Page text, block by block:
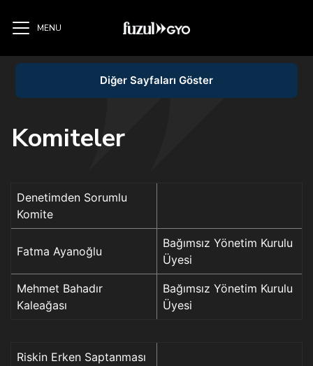
MENU
Diğer Sayfaları Göster
Komiteler
Denetimden Sorumlu
Komite
Fatma Ayanoğlu
Bağımsız Yönetim Kurulu
Üyesi
Mehmet Bahadır
Kaleağası
Bağımsız Yönetim Kurulu
Üyesi
Riskin Erken Saptanması